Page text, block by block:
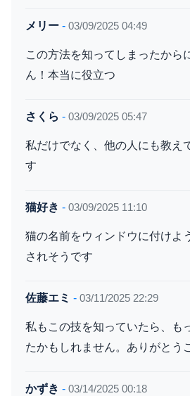
メリー - 03/09/2025 04:49
この方法を知ってしまったから
ん！本当に役立つ
さくら - 03/09/2025 05:47
私だけでなく、他の人にも教え
す
猫好き - 03/09/2025 11:10
猫の名前をウィンドウに付けよ
されそうです
佐藤エミ - 03/11/2025 22:29
私もこの技を知っていたら、も
たかもしれません。ありがとう
かずき - 03/14/2025 00:18